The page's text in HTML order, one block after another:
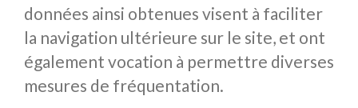
données ainsi obtenues visent à faciliter
la navigation ultérieure sur le site, et ont
également vocation à permettre diverses
mesures de fréquentation.